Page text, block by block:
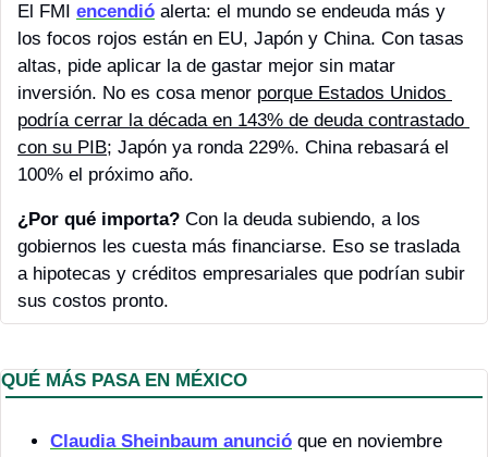
El FMI encendió alerta: el mundo se endeuda más y
los focos rojos están en EU, Japón y China. Con tasas
altas, pide aplicar la de gastar mejor sin matar
inversión. No es cosa menor porque Estados Unidos
podría cerrar la década en 143% de deuda contrastado
con su PIB; Japón ya ronda 229%. China rebasará el
100% el próximo año.
¿Por qué importa? Con la deuda subiendo, a los
gobiernos les cuesta más financiarse. Eso se traslada
a hipotecas y créditos empresariales que podrían subir
sus costos pronto.
QUÉ MÁS PASA EN MÉXICO
Claudia Sheinbaum anunció que en noviembre